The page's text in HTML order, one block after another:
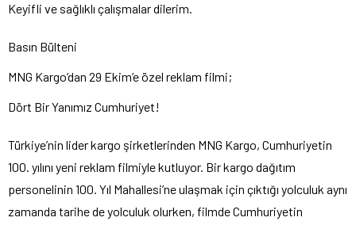
Keyifli ve sağlıklı çalışmalar dilerim.
Basın Bülteni
MNG Kargo’dan 29 Ekim’e özel reklam filmi;
Dört Bir Yanımız Cumhuriyet!
Türkiye’nin lider kargo şirketlerinden MNG Kargo, Cumhuriyetin
100. yılını yeni reklam filmiyle kutluyor. Bir kargo dağıtım
personelinin 100. Yıl Mahallesi’ne ulaşmak için çıktığı yolculuk aynı
zamanda tarihe de yolculuk olurken, filmde Cumhuriyetin